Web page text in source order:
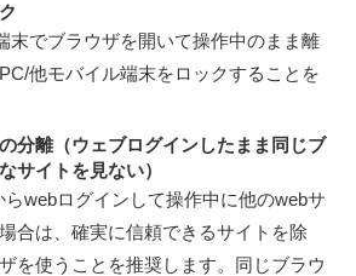
末でブラウザを開いて操作中のまま離
他モバイル端末をロックすることを
分離（ウェブログインしたまま同じブ
サイトを見ない）
webログインして操作中に他のwebサ
合は、確実に信頼できるサイトを除
を使うことを推奨します。同じブラウ